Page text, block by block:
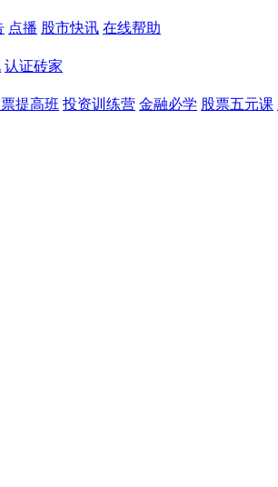
点播 股市快讯 在线帮助
认证砖家
提高班 投资训练营 金融必学 股票五元课